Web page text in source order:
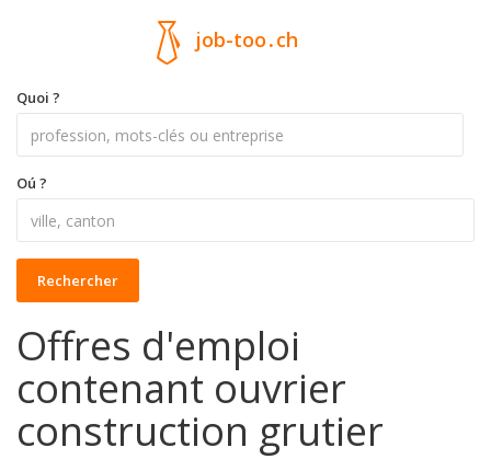
job-too.ch
Quoi ?
Oú ?
Rechercher
Offres d'emploi
contenant ouvrier
construction grutier